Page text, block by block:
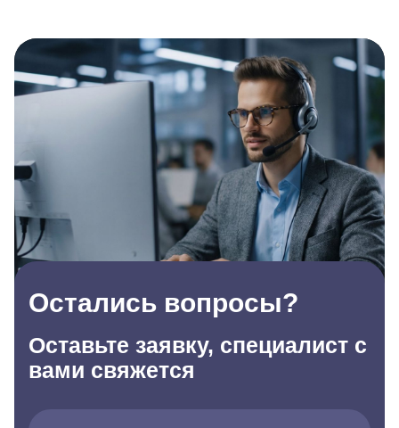
Остались вопросы?
Оставьте заявку, специалист с
вами свяжется